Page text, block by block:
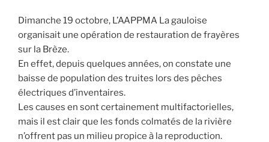
Dimanche 19 octobre, L’AAPPMA La gauloise
organisait une opération de restauration de frayères
sur la Brèze.
En effet, depuis quelques années, on constate une
baisse de population des truites lors des pêches
électriques d’inventaires.
Les causes en sont certainement multifactorielles,
mais il est clair que les fonds colmatés de la rivière
n’offrent pas un milieu propice à la reproduction.